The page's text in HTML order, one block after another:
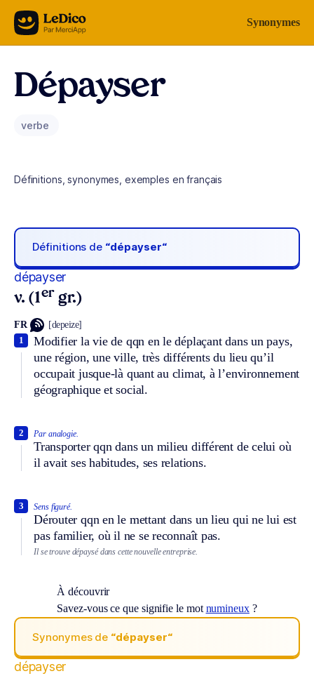
Aller au contenu Synonymes
Dépayser
verbe
Définitions, synonymes, exemples en français
Définitions de “dépayser“
dépayser
v. (1er gr.)
FR [depeize]
Modifier la vie de qqn en le déplaçant dans un pays,
une région, une ville, très différents du lieu qu’il
occupait jusque-là quant au climat, à l’environnement
géographique et social.
1
Par analogie.
Transporter qqn dans un milieu différent de celui où
il avait ses habitudes, ses relations.
2
Sens figuré.
Dérouter qqn en le mettant dans un lieu qui ne lui est
pas familier, où il ne se reconnaît pas.
3
Il se trouve dépaysé dans cette nouvelle entreprise.
À découvrir
Savez-vous ce que signifie le motnumineux?
Synonymes de “dépayser“
dépayser